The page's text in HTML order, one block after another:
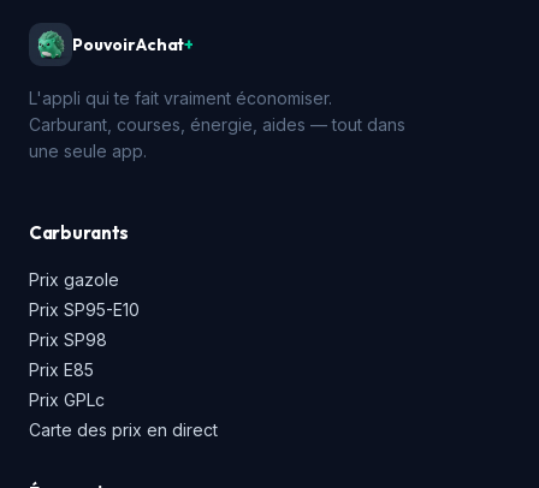
PouvoirAchat+
L'appli qui te fait vraiment économiser.
Carburant, courses, énergie, aides — tout dans
une seule app.
Carburants
Prix gazole
Prix SP95-E10
Prix SP98
Prix E85
Prix GPLc
Carte des prix en direct